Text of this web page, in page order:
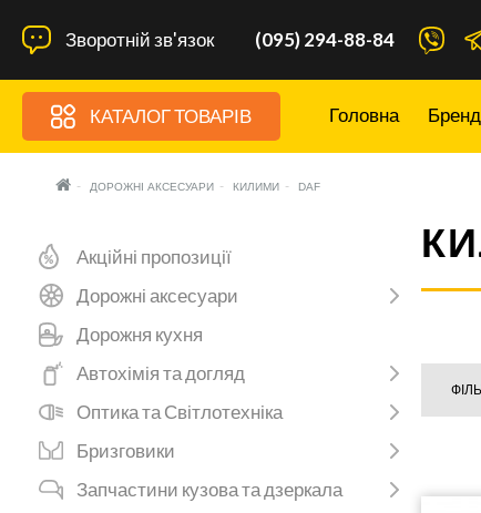
Зворотній зв'язок (095) 294-88-84
КАТАЛОГ ТОВАРІВ Головна
Акційні пропозиції
Дорожні аксесуари
Дорожня кухня
Автохімія та догляд
Оптика та Світлотехніка
Бризговики
Запчастини кузова та дзеркала
ДОРОЖНІ АКСЕСУАРИ КИЛИМИ DAF